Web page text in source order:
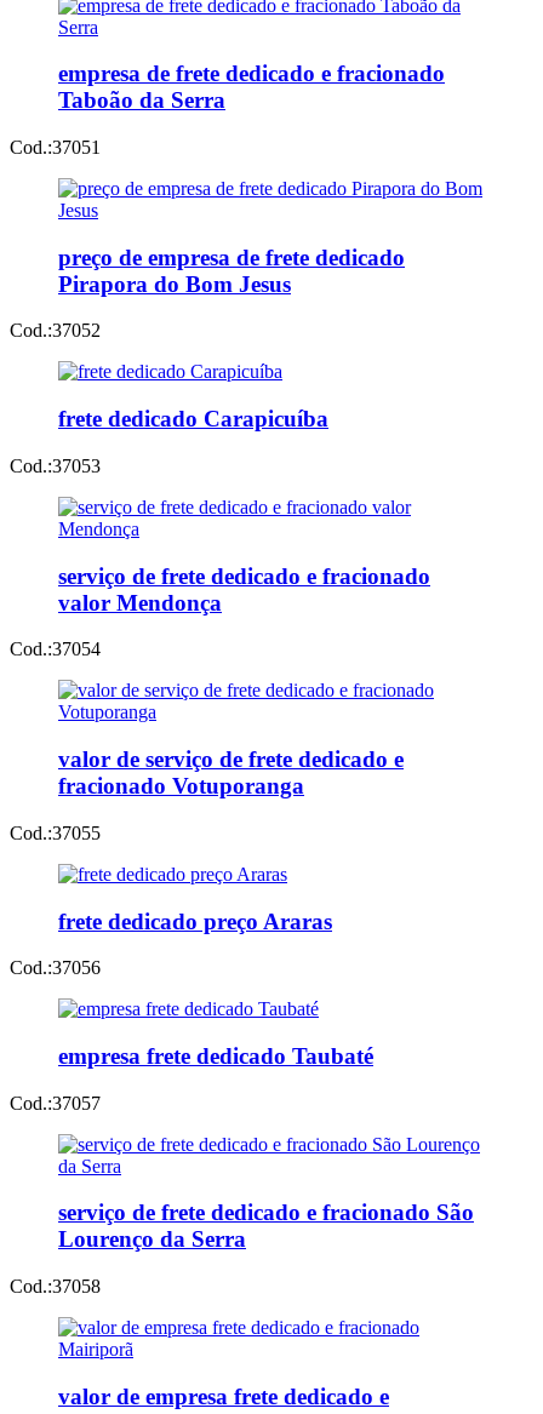
empresa de frete dedicado e fracionado
Taboão da Serra
Cod.:37051
preço de empresa de frete dedicado
Pirapora do Bom Jesus
Cod.:37052
frete dedicado Carapicuíba
Cod.:37053
serviço de frete dedicado e fracionado
valor Mendonça
Cod.:37054
valor de serviço de frete dedicado e
fracionado Votuporanga
Cod.:37055
frete dedicado preço Araras
Cod.:37056
empresa frete dedicado Taubaté
Cod.:37057
serviço de frete dedicado e fracionado São
Lourenço da Serra
Cod.:37058
valor de empresa frete dedicado e